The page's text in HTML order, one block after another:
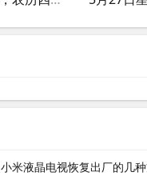
小米液晶电视恢复出厂的几